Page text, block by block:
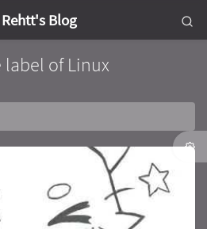
Rehtt's Blog
of Linux